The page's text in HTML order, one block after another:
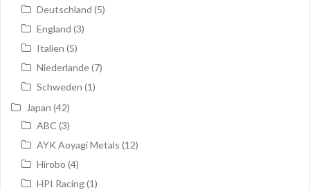
Deutschland (5)
England (3)
Italien (5)
Niederlande(7)
Schweden (1)
Japan (42)
ABC (3)
AYK Aoyagi Metals (12)
Hirobo (4)
HPI Racing(1)